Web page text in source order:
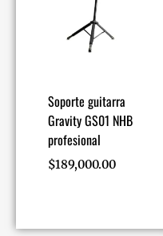
Soporte guitarra
Gravity GS01 NHB
profesional
$189,000.00